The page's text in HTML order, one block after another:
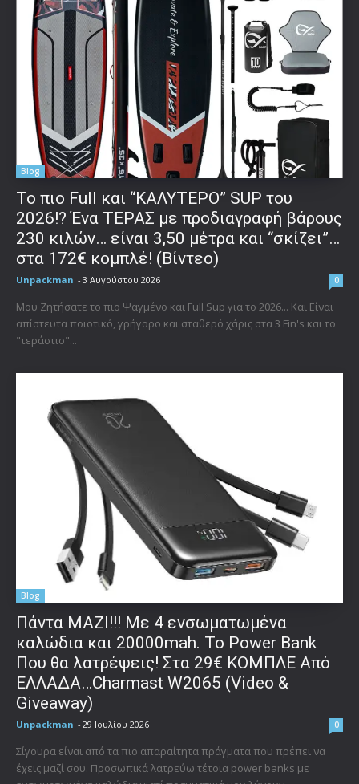
Blog
To πιο Full και “ΚΑΛΥΤΕΡΟ” SUP του
2026!? Ένα ΤΕΡΑΣ με προδιαγραφή βάρους
230 κιλών… είναι 3,50 μέτρα και “σκίζει”…
στα 172€ κομπλέ! (Βίντεο)
Unpackman - 3 Αυγούστου 2026 0
Μου Ζητήσατε το πιο Ψαγμένο και Full Sup για το 2026... Και Είναι
απίστευτα ποιοτικό, γρήγορο και σταθερό χάρις στα 3 Fin's και το
"τεράστιο"...
Blog
Πάντα ΜΑΖΙ!!! Με 4 ενσωματωμένα
καλώδια και 20000mah. Το Power Bank
Που θα λατρέψεις! Στα 29€ ΚΟΜΠΛΕ Από
ΕΛΛΑΔΑ…Charmast W2065 (Video &
Giveaway)
Unpackman - 29 Ιουλίου 2026 0
Σίγουρα είναι από τα πιο απαραίτητα πράγματα που πρέπει να
έχεις μαζί σου. Προσωπικά λατρεύω τέτοια power banks με